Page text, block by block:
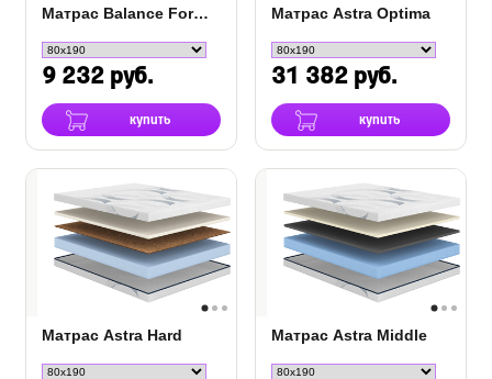
Матрас Balance Forma акция
9 232 руб.
купить
Матрас Astra Optima
31 382 руб.
купить
Матрас Astra Hard Матрас Astra Middle